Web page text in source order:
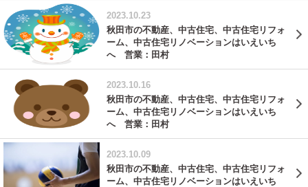
2023.10.23
秋田市の不動産、中古住宅、中古住宅リフォ
ーム、中古住宅リノベーションはいえいち
へ 営業：田村
2023.10.16
秋田市の不動産、中古住宅、中古住宅リフォ
ーム、中古住宅リノベーションはいえいち
へ 営業：田村
2023.10.09
秋田市の不動産、中古住宅、中古住宅リフォ
ーム、中古住宅リノベーションはいえいち